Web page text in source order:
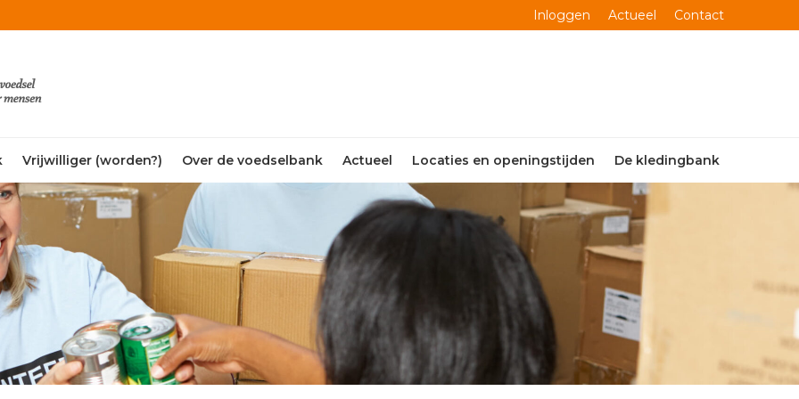
Inloggen Actueel Contact
Vrijwilliger (worden?) Over de voedselbank Actueel Locaties en openingstijden De kledingbank